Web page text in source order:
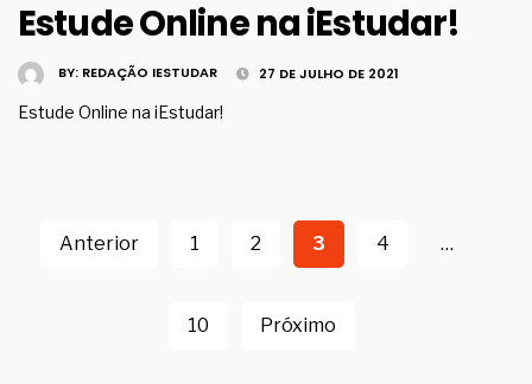
Estude Online na iEstudar!
BY: REDAÇÃO IESTUDAR 27 DE JULHO DE 2021
Estude Online na iEstudar!
porAnterior 1 2 3 4 …
10 Próximo